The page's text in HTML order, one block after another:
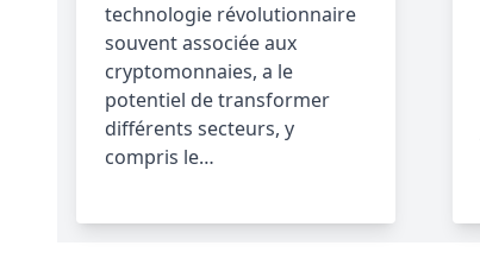
technologie révolutionnaire
souvent associée aux
cryptomonnaies, a le
potentiel de transformer
différents secteurs, y
compris le…